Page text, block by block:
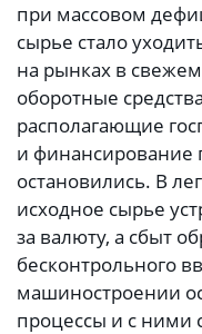
при массовом
сырье стало
на рынках в
оборотные
располагающие
и финансирование
остановились. В
исходное сырье
за валюту, а сбыт
бесконтрольного
машиностроении
процессы и с ними